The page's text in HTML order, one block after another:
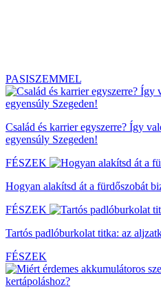
PASISZEMMEL
Család és karrier egyszerre? Így
egyensúly Szegeden!
FÉSZEK
Hogyan alakítsd át a fürdőszobát
FÉSZEK
Tartós padlóburkolat titka: az
FÉSZEK